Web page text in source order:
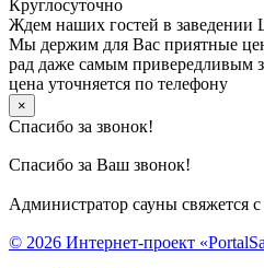
Круглосуточно
Ждем наших гостей в заведении
Мы держим для Вас приятные
рад даже самым привередливым
цена уточняется по телефону
×
Спасибо за звонок!
Спасибо за Ваш звонок!
Администратор сауны свяжется
© 2026 Интернет-проект